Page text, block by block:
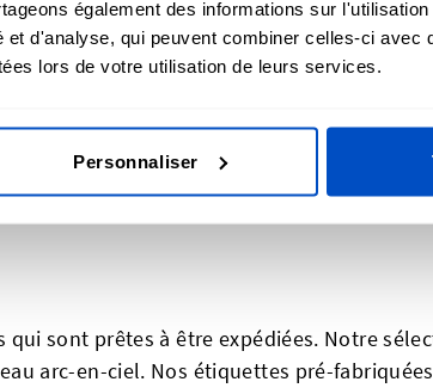
également des informations sur
d'analyse, qui peuvent combiner celles-ci avec
lors de votre utilisation de leurs services.
Personnaliser
sont prêtes à être expédiées. Notre
arc-en-ciel. Nos étiquettes pré-